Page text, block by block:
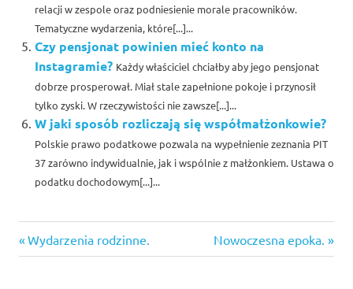
relacji w zespole oraz podniesienie morale pracowników.
Tematyczne wydarzenia, które[...]...
Czy pensjonat powinien mieć konto na
Instagramie? Każdy właściciel chciałby aby jego pensjonat
dobrze prosperował. Miał stale zapełnione pokoje i przynosił
tylko zyski. W rzeczywistości nie zawsze[...]...
W jaki sposób rozliczają się współmałżonkowie?
Polskie prawo podatkowe pozwala na wypełnienie zeznania PIT
37 zarówno indywidualnie, jak i wspólnie z małżonkiem. Ustawa o
podatku dochodowym[...]...
technologia
Nawigacja
Previous
Post:
Wydarzenia rodzinne.
Next
Post:
Nowoczesna epoka.